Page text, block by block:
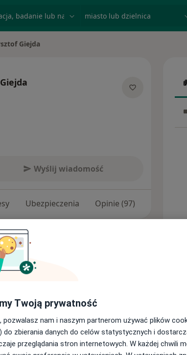
Giejda
Wyślij wiadomość
Ubezpieczenia Opinie (97)
Medycznej w Łodzi w 1999
w Warszawie rozpoczęła
Ratunkowym. Od 2009 roku
jako starszy specjalista.
chorób wewnętrznych, a
Twoją prywatność
pozwalasz nam i naszym partnerom używać plików
do zbierania danych do celów statystycznych i
przeglądania stron internetowych. W każdej chwili